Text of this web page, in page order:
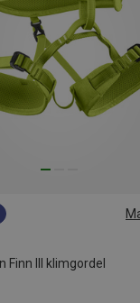
Finn III klimgordel
70CM XXS | 40-60CM